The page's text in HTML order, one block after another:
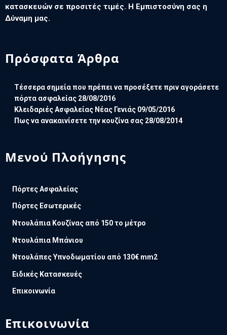
κατασκευών σε προσιτές τιμές. Η Εμπιστοσύνη σας η
Δύναμη μας.
Πρόσφατα Άρθρα
Τέσσερα σημεία που πρέπει να προσέξετε πριν αγοράσετε
πόρτα ασφαλείας 28/08/2016
Κλειδαριές Ασφαλείας Νέας Γενιάς 09/05/2016
Πως να ανακαινίσετε την κουζίνα σας 28/08/2014
Μενού Πλοήγησης
Πόρτες Ασφαλείας
Πόρτες Εσωτερικές
Ντουλάπια Κουζίνας από 150 το μέτρο
Ντουλάπια Μπάνιου
Ντουλάπες Υπνοδωματίου από 130€ mm2
Ειδικές Κατασκευές
Επικοινωνία
Επικοινωνία